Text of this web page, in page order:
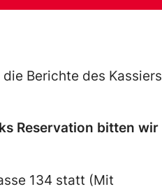
Berichte des Kassiers
Reservation bitten wir
134 statt (Mit